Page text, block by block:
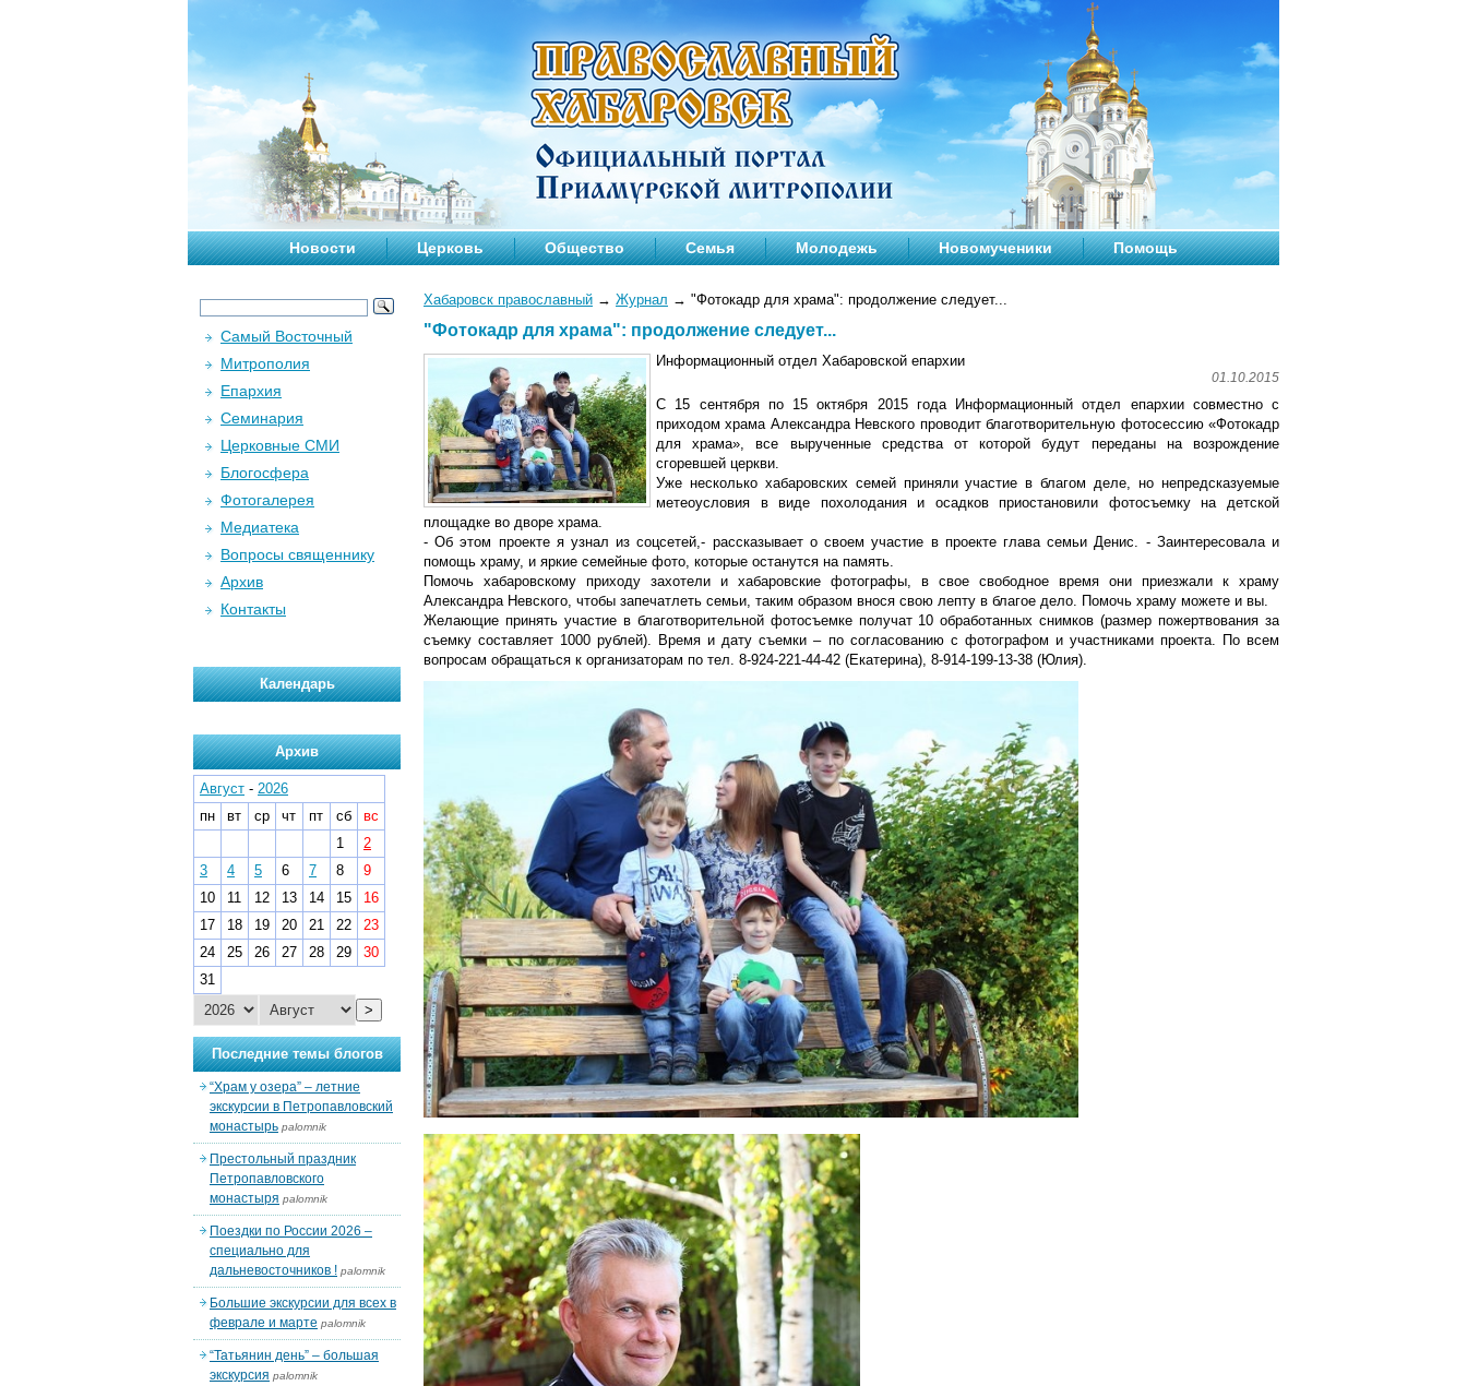
Новости Церковь Общество Семья Молодежь Новомученики Помощь
Хабаровск православный → Журнал → "Фотокадр для храма": продолжение следует...
"Фотокадр для храма": продолжение следует...
Информационный отдел Хабаровской епархии
01.10.2015
С 15 сентября по 15 октября 2015 года Информационный отдел епархии совместно с
приходом храма Александра Невского проводит благотворительную фотосессию «Фотокадр
для храма», все вырученные средства от которой будут переданы на возрождение
сгоревшей церкви.
Уже несколько хабаровских семей приняли участие в благом деле, но непредсказуемые
метеоусловия в виде похолодания и осадков приостановили фотосъемку на детской
площадке во дворе храма.
- Об этом проекте я узнал из соцсетей,- рассказывает о своем участие в проекте глава семьи Денис. - Заинтересовала и
помощь храму, и яркие семейные фото, которые останутся на память.
Помочь хабаровскому приходу захотели и хабаровские фотографы, в свое свободное время они приезжали к храму
Александра Невского, чтобы запечатлеть семьи, таким образом внося свою лепту в благое дело. Помочь храму можете и вы.
Желающие принять участие в благотворительной фотосъемке получат 10 обработанных снимков (размер пожертвования за
съемку составляет 1000 рублей). Время и дату съемки – по согласованию с фотографом и участниками проекта. По всем
вопросам обращаться к организаторам по тел. 8-924-221-44-42 (Екатерина), 8-914-199-13-38 (Юлия).
Самый Восточный
Митрополия
Епархия
Семинария
Церковные СМИ
Блогосфера
Фотогалерея
Медиатека
Вопросы священнику
Архив
Контакты
Календарь
Архив
Август - 2026
пн
вт ср чт пт сб
вс
1
2
3
4 5 6 7 8
9
10
11 12 13 14 15
16
17
18 19 20 21 22
23
24
25 26 27 28 29
30
31
>
Последние темы блогов
“Храм у озера” – летние
экскурсии в Петропавловский
монастырь palomnik
Престольный праздник
Петропавловского
монастыря palomnik
Поездки по России 2026 –
специально для
дальневосточников ! palomnik
Большие экскурсии для всех в
феврале и марте palomnik
“Татьянин день” – большая
экскурсия palomnik